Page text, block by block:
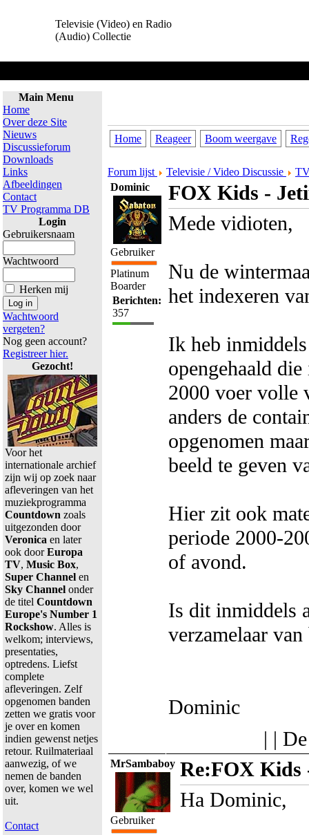
Televisie (Video) en Radio
(Audio) Collectie
Main Menu
Home
Over deze Site
Nieuws
Discussieforum
Downloads
Links
Afbeeldingen
Contact
TV Programma DB
Login
Gebruikersnaam
Wachtwoord
Herken mij
Wachtwoord
vergeten?
Nog geen account?
Registreer hier.
Gezocht!
Voor het
internationale archief
zijn wij op zoek naar
afleveringen van het
muziekprogramma
Countdown zoals
uitgezonden door
Veronica en later
ook doorEuropa
TV, Music Box,
Super Channel en
Sky Channel onder
de titel Countdown
Europe's Number 1
Rockshow. Alles is
welkom; interviews,
presentaties,
optredens. Liefst
complete
afleveringen. Zelf
opgenomen banden
zetten we gratis voor
je over en komen
indien gewenst netjes
retour. Ruilmateriaal
aanwezig, of we
nemen de banden
over, komen we wel
uit.
Contact
Home Reageer Boom weergave
Forum lijst Televisie / Video Discussie
Dominic
Gebruiker
Platinum
Boarder
Berichten:
357
FOX Kids -
Mede vidioten,
Nu de
het indexeren
Ik heb
opengehaald
2000 voer volle
anders de
opgenomen
beeld te geven
Hier zit ook
periode 2000-
of avond.
Is dit inmiddels
verzamelaar van
Dominic
| |
MrSambaboy
Gebruiker
Re:FOX Kids
Ha Dominic,